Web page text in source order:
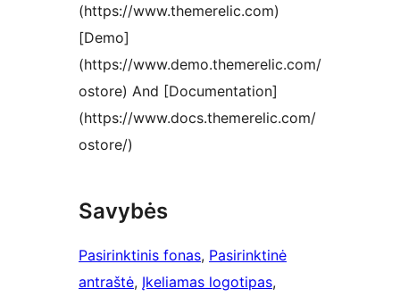
(https://www.themerelic.com)
[Demo]
(https://www.demo.themerelic.com/
ostore) And [Documentation]
(https://www.docs.themerelic.com/
ostore/)
Savybės
Pasirinktinis fonas, Pasirinktinė
antraštė, Įkeliamas logotipas